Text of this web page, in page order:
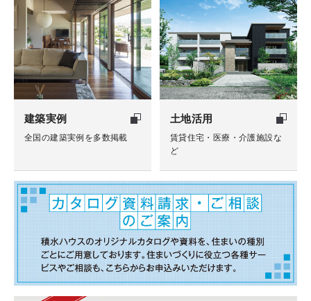
建築実例
全国の建築実例を多数掲載
土地活用
賃貸住宅・医療・介護施設な
ど